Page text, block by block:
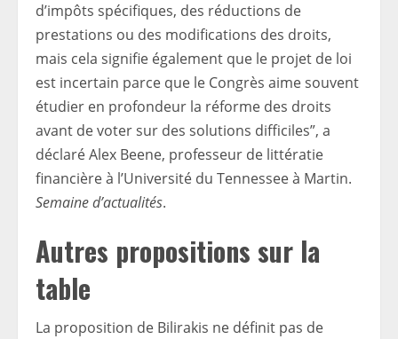
d’impôts spécifiques, des réductions de
prestations ou des modifications des droits,
mais cela signifie également que le projet de loi
est incertain parce que le Congrès aime souvent
étudier en profondeur la réforme des droits
avant de voter sur des solutions difficiles”, a
déclaré Alex Beene, professeur de littératie
financière à l’Université du Tennessee à Martin.
Semaine d’actualités.
Autres propositions sur la
table
La proposition de Bilirakis ne définit pas de